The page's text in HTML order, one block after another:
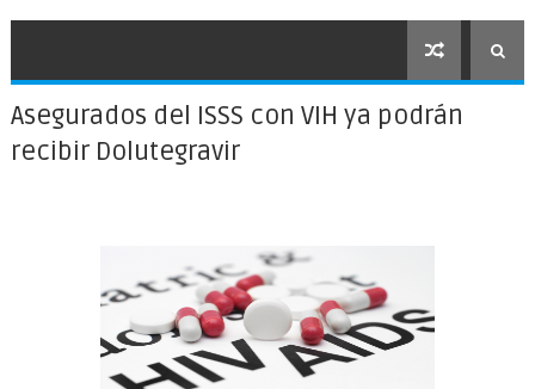
Asegurados del ISSS con VIH ya podrán
recibir Dolutegravir